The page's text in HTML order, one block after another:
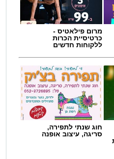
יציעים חדשים.
והיא מתבצע תודות
רשות הספורט העירונית
ביציעים על הפרקט
מרום פילאטיס -
כרטיסיית הכרות
ללקוחות חדשים
חוג שנתי לתפירה,
סריגה, עיצוב אופנה